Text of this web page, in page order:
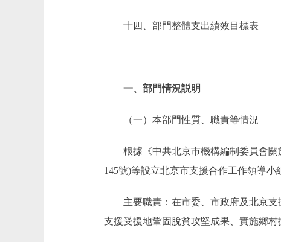
十四、部門整體支出績效目標表
一、部門情況説明
（一）本部門性質、職責等情況
根據《中共北京市機構編制委員會關於
145號)等設立北京市支援合作工作領導
主要職責：在市委、市政府及北京支
支援受援地鞏固脫貧攻堅成果、實施鄉